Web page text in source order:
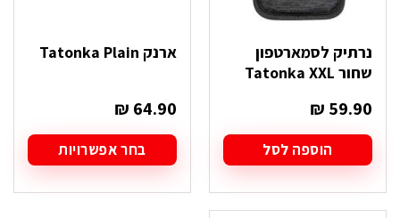
נרתיק לסמארטפון
שחור Tatonka XXL
₪ 59.90
הוספה לסל
ארנק Tatonka Plain
₪ 64.90
בחר אפשרויות
זה